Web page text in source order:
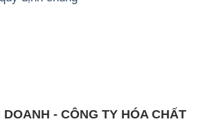
DOANH - CÔNG TY HÓA CHẤT